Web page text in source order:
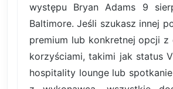
występu Bryan Adams 9
Baltimore. Jeśli szukasz innej
premium lub konkretnej opcji z
korzyściami, takimi jak status
hospitality lounge lub